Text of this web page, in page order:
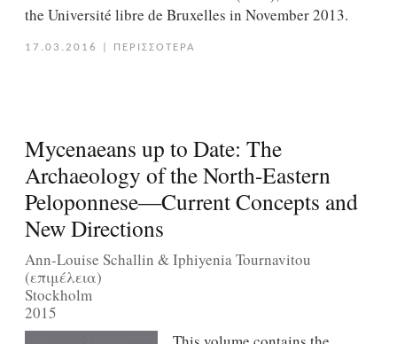
the Université libre de Bruxelles in November 2013.
17.03.2016 ΠΕΡΙΣΣΟΤΕΡΑ
Mycenaeans up to Date: The
Archaeology of the North-Eastern
Peloponnese―Current Concepts and
New Directions
Ann-Louise Schallin & Iphiyenia Tournavitou
(επιμέλεια)
Stockholm
2015